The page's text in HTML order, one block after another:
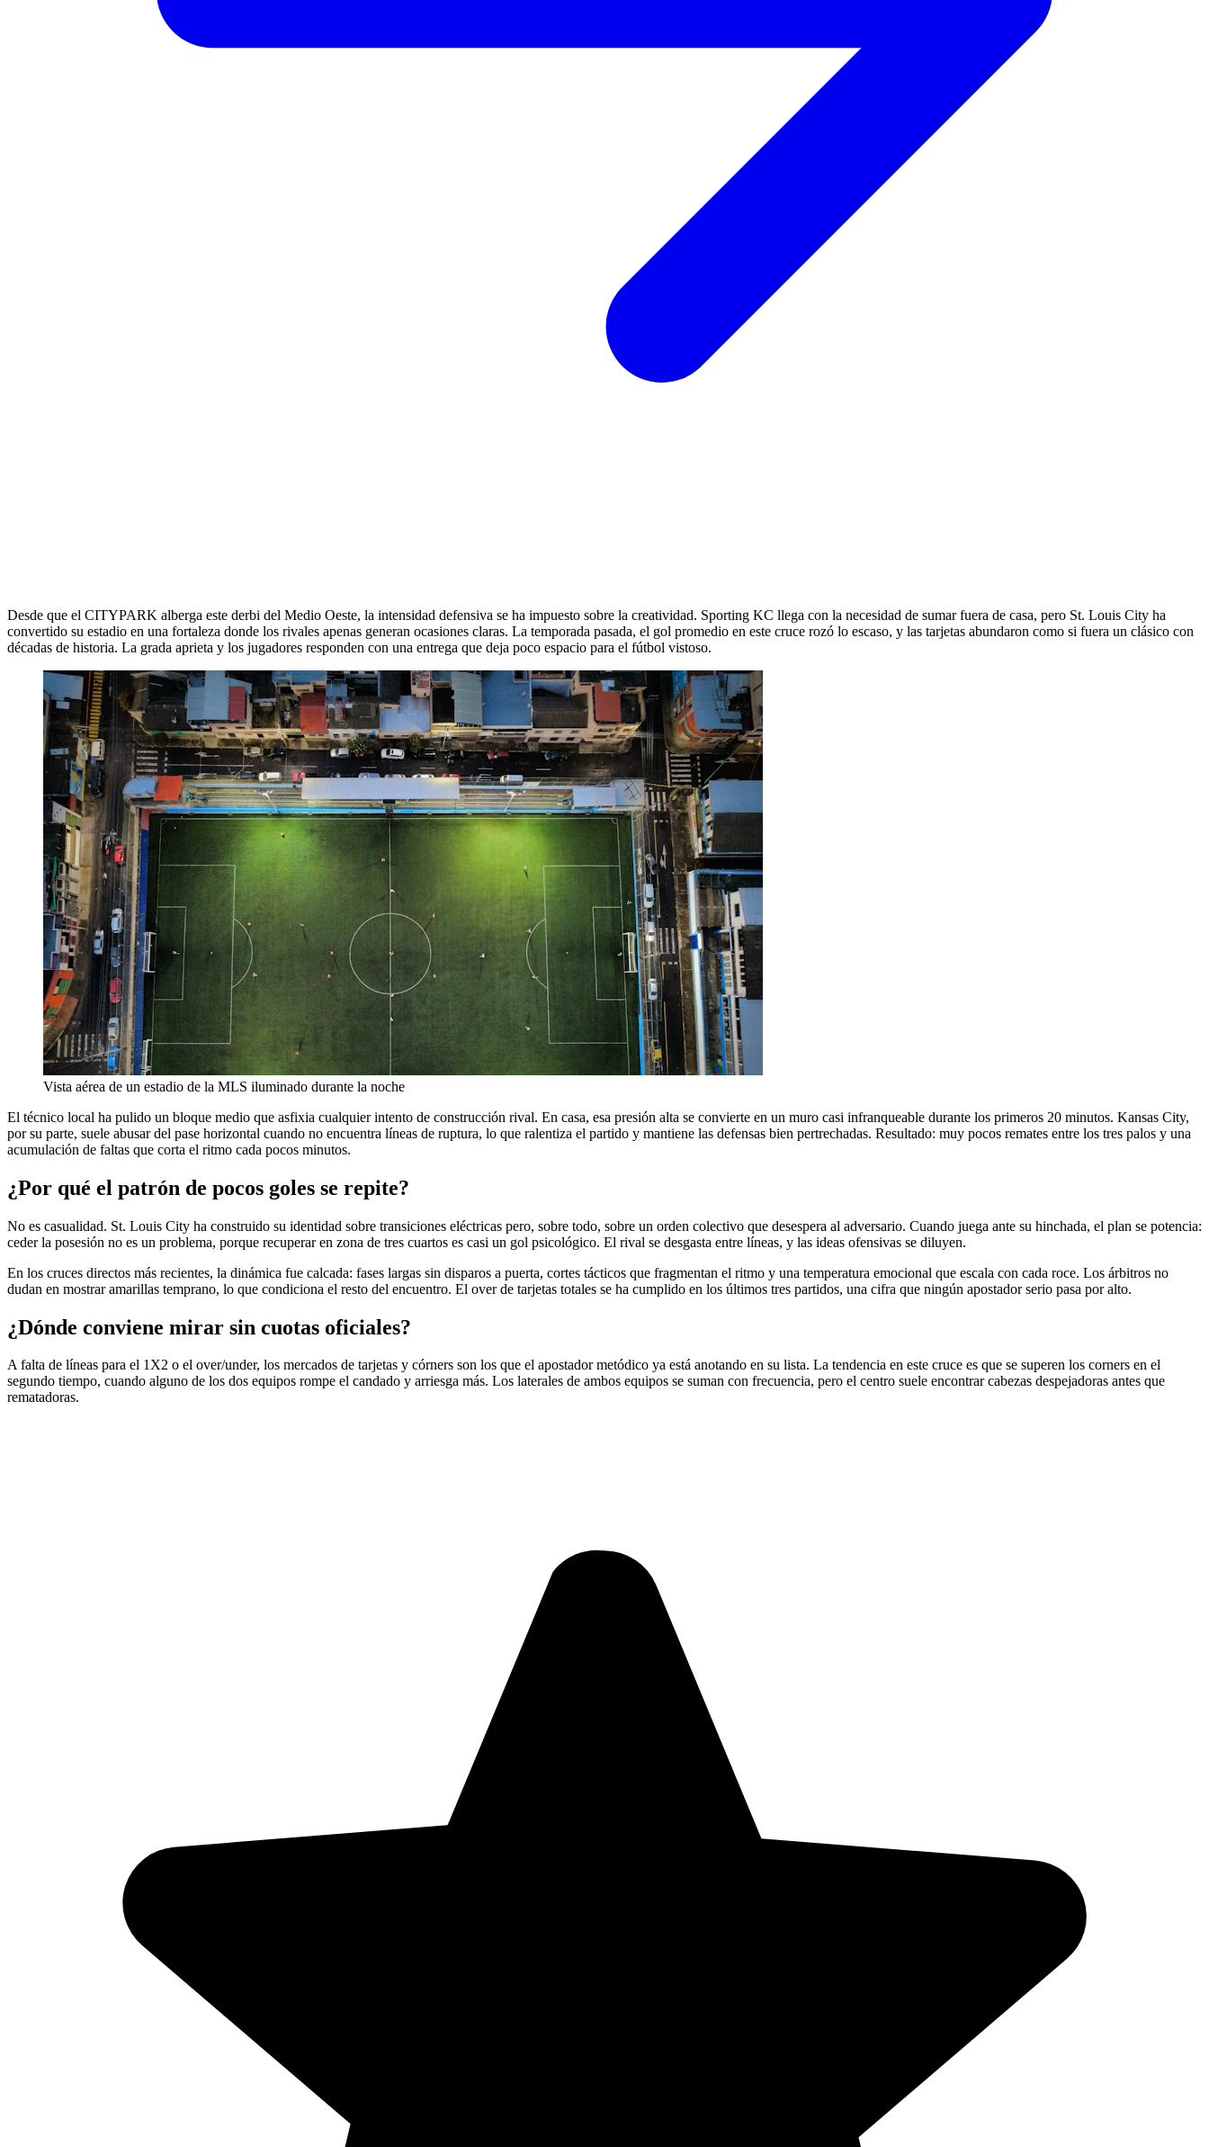
Desde que el CITYPARK alberga este derbi del Medio Oeste, la intensidad defensiva se ha impuesto sobre la creatividad. Sporting KC llega con la necesidad de sumar fuera de casa, pero St. Louis City ha
convertido su estadio en una fortaleza donde los rivales apenas generan ocasiones claras. La temporada pasada, el gol promedio en este cruce rozó lo escaso, y las tarjetas abundaron como si fuera un clásico con
décadas de historia. La grada aprieta y los jugadores responden con una entrega que deja poco espacio para el fútbol vistoso.
Vista aérea de un estadio de la MLS iluminado durante la noche
El técnico local ha pulido un bloque medio que asfixia cualquier intento de construcción rival. En casa, esa presión alta se convierte en un muro casi infranqueable durante los primeros 20 minutos. Kansas City,
por su parte, suele abusar del pase horizontal cuando no encuentra líneas de ruptura, lo que ralentiza el partido y mantiene las defensas bien pertrechadas. Resultado: muy pocos remates entre los tres palos y una
acumulación de faltas que corta el ritmo cada pocos minutos.
¿Por qué el patrón de pocos goles se repite?
No es casualidad. St. Louis City ha construido su identidad sobre transiciones eléctricas pero, sobre todo, sobre un orden colectivo que desespera al adversario. Cuando juega ante su hinchada, el plan se potencia:
ceder la posesión no es un problema, porque recuperar en zona de tres cuartos es casi un gol psicológico. El rival se desgasta entre líneas, y las ideas ofensivas se diluyen.
En los cruces directos más recientes, la dinámica fue calcada: fases largas sin disparos a puerta, cortes tácticos que fragmentan el ritmo y una temperatura emocional que escala con cada roce. Los árbitros no
dudan en mostrar amarillas temprano, lo que condiciona el resto del encuentro. El over de tarjetas totales se ha cumplido en los últimos tres partidos, una cifra que ningún apostador serio pasa por alto.
¿Dónde conviene mirar sin cuotas oficiales?
A falta de líneas para el 1X2 o el over/under, los mercados de tarjetas y córners son los que el apostador metódico ya está anotando en su lista. La tendencia en este cruce es que se superen los corners en el
segundo tiempo, cuando alguno de los dos equipos rompe el candado y arriesga más. Los laterales de ambos equipos se suman con frecuencia, pero el centro suele encontrar cabezas despejadoras antes que
rematadoras.